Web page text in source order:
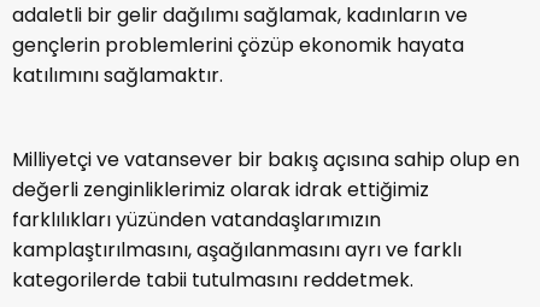
adaletli bir gelir dağılımı sağlamak, kadınların ve
gençlerin problemlerini çözüp ekonomik hayata
katılımını sağlamaktır.
Milliyetçi ve vatansever bir bakış açısına sahip olup en
değerli zenginliklerimiz olarak idrak ettiğimiz
farklılıkları yüzünden vatandaşlarımızın
kamplaştırılmasını, aşağılanmasını ayrı ve farklı
kategorilerde tabii tutulmasını reddetmek.